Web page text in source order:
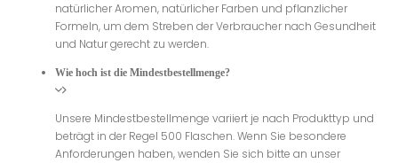
natürlicher Aromen, natürlicher Farben und pflanzlicher
Formeln, um dem Streben der Verbraucher nach Gesundheit
und Natur gerecht zu werden.
Wie hoch ist die Mindestbestellmenge?
Unsere Mindestbestellmenge variiert je nach Produkttyp und
beträgt in der Regel 500 Flaschen. Wenn Sie besondere
Anforderungen haben, wenden Sie sich bitte an unser